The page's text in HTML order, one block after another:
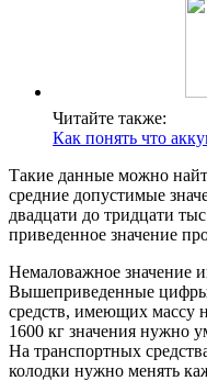
Читайте также:
Как понять что
Такие данные можно
средние допустимые
двадцати до тридцати
приведенное значение
Немаловажное значение
Вышеприведенные цифры
средств, имеющих массу
1600 кг значения нужно
На транспортных
колодки нужно менять